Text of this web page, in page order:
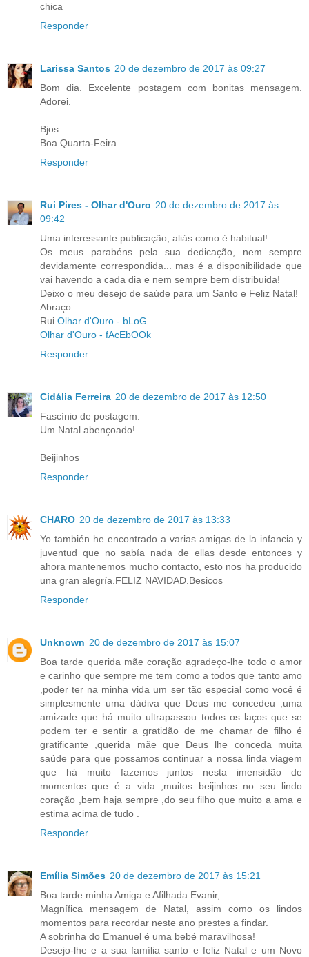
chica
Responder
Larissa Santos 20 de dezembro de 2017 às 09:27
Bom dia. Excelente postagem com bonitas mensagem.
Adorei.
Bjos
Boa Quarta-Feira.
Responder
Rui Pires - Olhar d'Ouro 20 de dezembro de 2017 às
09:42
Uma interessante publicação, aliás como é habitual!
Os meus parabéns pela sua dedicação, nem sempre
devidamente correspondida... mas é a disponibilidade que
vai havendo a cada dia e nem sempre bem distribuida!
Deixo o meu desejo de saúde para um Santo e Feliz Natal!
Abraço
Rui Olhar d'Ouro - bLoG
Olhar d'Ouro - fAcEbOOk
Responder
Cidália Ferreira 20 de dezembro de 2017 às 12:50
Fascínio de postagem.
Um Natal abençoado!
Beijinhos
Responder
CHARO 20 de dezembro de 2017 às 13:33
Yo también he encontrado a varias amigas de la infancia y
juventud que no sabía nada de ellas desde entonces y
ahora mantenemos mucho contacto, esto nos ha producido
una gran alegría.FELIZ NAVIDAD.Besicos
Responder
Unknown 20 de dezembro de 2017 às 15:07
Boa tarde querida mãe coração agradeço-lhe todo o amor
e carinho que sempre me tem como a todos que tanto amo
,poder ter na minha vida um ser tão especial como você é
simplesmente uma dádiva que Deus me concedeu ,uma
amizade que há muito ultrapassou todos os laços que se
podem ter e sentir a gratidão de me chamar de filho é
gratificante ,querida mãe que Deus lhe conceda muita
saúde para que possamos continuar a nossa linda viagem
que há muito fazemos juntos nesta imensidão de
momentos que é a vida ,muitos beijinhos no seu lindo
coração ,bem haja sempre ,do seu filho que muito a ama e
estima acima de tudo .
Responder
Emília Simões 20 de dezembro de 2017 às 15:21
Boa tarde minha Amiga e Afilhada Evanir,
Magnífica mensagem de Natal, assim como os lindos
momentos para recordar neste ano prestes a findar.
A sobrinha do Emanuel é uma bebé maravilhosa!
Desejo-lhe e a sua família santo e feliz Natal e um Novo